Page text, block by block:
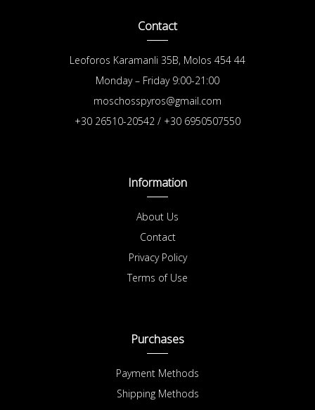
Contact
Leoforos Karamanli 35B, Molos 454 44
Monday – Friday 9:00-21:00
moschosspyros@gmail.com
+30 26510-20542 / +30 6950507550
Information
About Us
Contact
Privacy Policy
Terms of Use
Purchases
Payment Methods
Shipping Methods